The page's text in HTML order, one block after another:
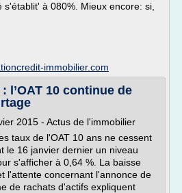
à 080%. Mieux encore: si,
immobilier.com
l’OAT 10 continue de
2015 - Actus de l'immobilier
taux de l'OAT 10 ans ne cessent
le 16 janvier dernier un niveau
s'afficher à 0,64 %. La baisse
l'attente concernant l'annonce de
de rachats d'actifs expliquent